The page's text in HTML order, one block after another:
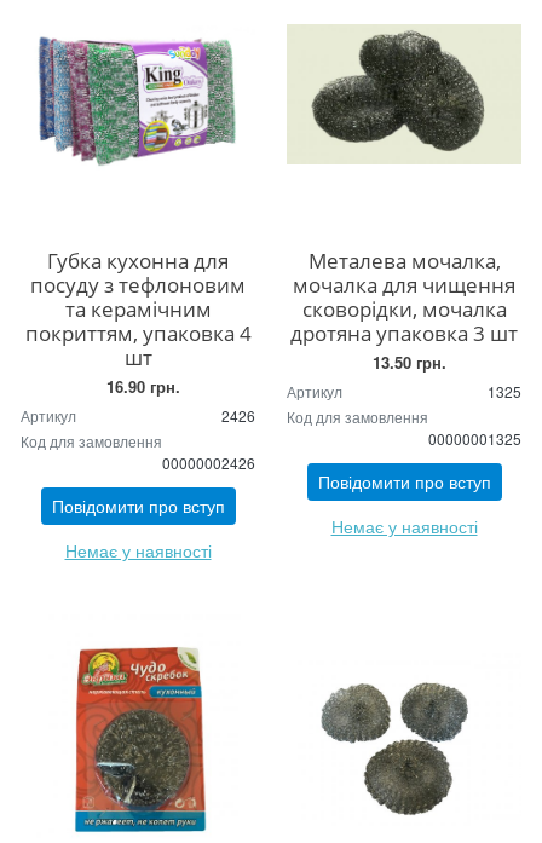
Губка кухонна для
посуду з тефлоновим
та керамічним
покриттям, упаковка 4
шт
16.90 грн.
Артикул
2426
Код для замовлення
00000002426
Повідомити про вступ
Немає у наявності
Металева мочалка,
мочалка для чищення
сковорідки, мочалка
дротяна упаковка 3 шт
13.50 грн.
Артикул
1325
Код для замовлення
00000001325
Повідомити про вступ
Немає у наявності